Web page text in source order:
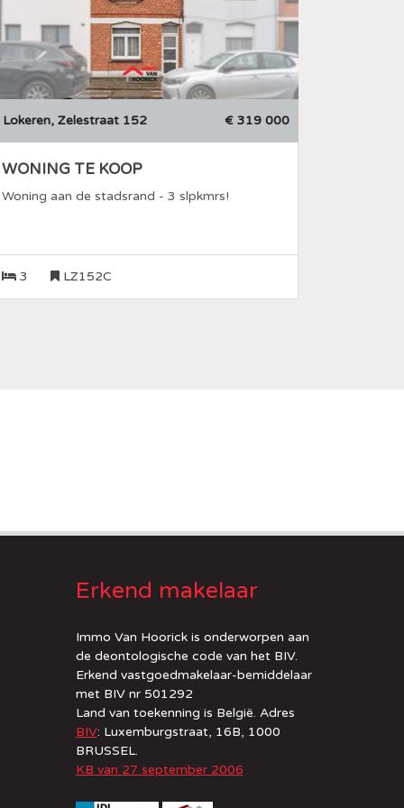
Lokeren, Zelestraat 152 € 319 000
WONING TE KOOP
Woning aan de stadsrand - 3 slpkmrs!
3 LZ152C
Erkend makelaar
Immo Van Hoorick is onderworpen aan
de deontologische code van het BIV.
Erkend vastgoedmakelaar-bemiddelaar
met BIV nr 501292
Land van toekenning is België. Adres
BIV: Luxemburgstraat, 16B, 1000
BRUSSEL.
KB van 27 september 2006